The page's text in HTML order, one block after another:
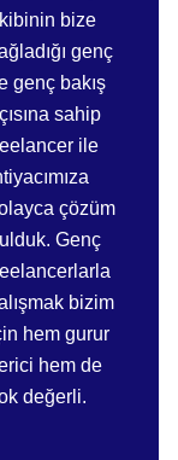
bize
genç
genç bakış
sahip
ile
çözüm
Genç
bizim
hem gurur
hem de
değerli.